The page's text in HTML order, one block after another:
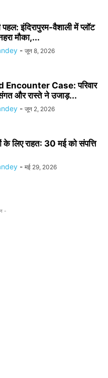
इंदिरापुरम-वैशाली में प्लॉट
मौका,...
- जून 8, 2026
Case: परिवार
और रास्ते ने उजाड़...
- जून 2, 2026
के लिए राहत: 30 मई को संपत्ति
- मई 29, 2026
-